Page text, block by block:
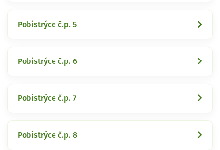
Pobistrýce č.p. 5
Pobistrýce č.p. 6
Pobistrýce č.p. 7
Pobistrýce č.p. 8